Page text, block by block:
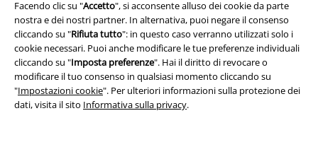
Facendo clic su "Accetto", si acconsente alluso dei cookie da parte
nostra e dei nostri partner. In alternativa, puoi negare il consenso
cliccando su "Rifiuta tutto": in questo caso verranno utilizzati solo i
cookie necessari. Puoi anche modificare le tue preferenze individuali
cliccando su "Imposta preferenze". Hai il diritto di revocare o
modificare il tuo consenso in qualsiasi momento cliccando su
"Impostazioni cookie". Per ulteriori informazioni sulla protezione dei
dati, visita il sito Informativa sulla privacy.
Legge sulla Privacy
Smaltimento rifiuti e protezione dell’ambiente
Dichiarazione di Conformità
Informazioni sull'accessibilità